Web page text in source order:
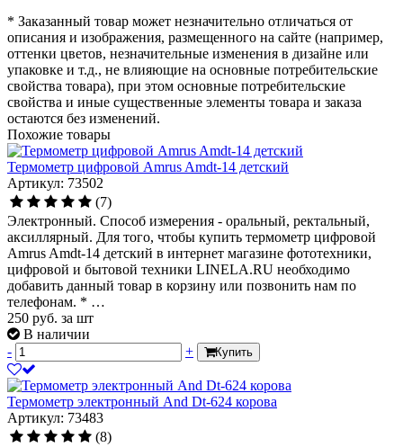
* Заказанный товар может незначительно отличаться от
описания и изображения, размещенного на сайте (например,
оттенки цветов, незначительные изменения в дизайне или
упаковке и т.д., не влияющие на основные потребительские
свойства товара), при этом основные потребительские
свойства и иные существенные элементы товара и заказа
остаются без изменений.
Похожие товары
Термометр цифровой Amrus Amdt-14 детский
Артикул: 73502
(7)
Электронный. Способ измерения - оральный, ректальный,
аксиллярный. Для того, чтобы купить термометр цифровой
Amrus Amdt-14 детский в интернет магазине фототехники,
цифровой и бытовой техники LINELA.RU необходимо
добавить данный товар в корзину или позвонить нам по
телефонам. * …
250 руб. за шт
В наличии
-
+ Купить
Термометр электронный And Dt-624 корова
Артикул: 73483
(8)